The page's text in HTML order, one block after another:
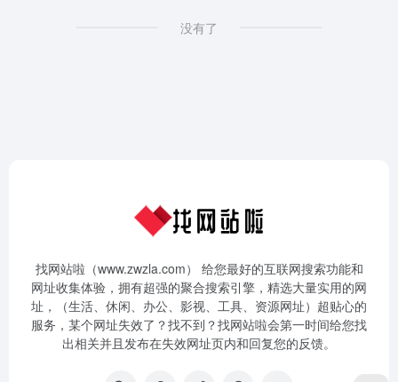
没有了
找网站啦（www.zwzla.com） 给您最好的互联网搜索功能和
网址收集体验，拥有超强的聚合搜索引擎，精选大量实用的网
址，（生活、休闲、办公、影视、工具、资源网址）超贴心的
服务，某个网址失效了？找不到？找网站啦会第一时间给您找
出相关并且发布在失效网址页内和回复您的反馈。